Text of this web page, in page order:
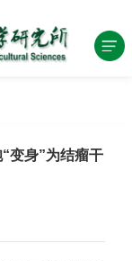
变身”为结瘤干